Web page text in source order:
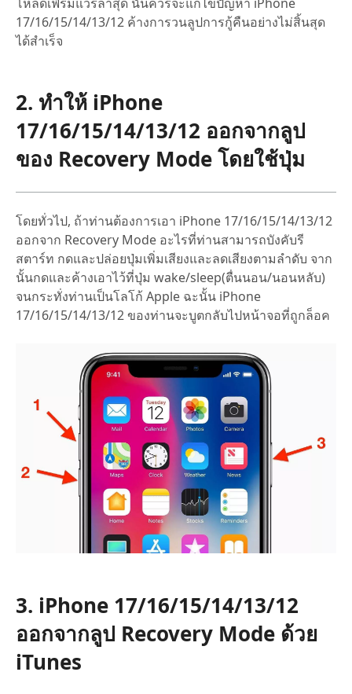
17/16/15/14/13/12 ค้างการวนลูปการกู้คืนอย่างไม่สิ้นสุด
ได้สำเร็จ
2. ทำให้ iPhone
17/16/15/14/13/12 ออกจากลูป
ของ Recovery Mode โดยใช้ปุ่ม
โดยทั่วไป, ถ้าท่านต้องการเอา iPhone 17/16/15/14/13/12
ออกจาก Recovery Mode อะไรที่ท่านสามารถบังคับรี
สตาร์ท กดและปล่อยปุ่มเพิ่มเสียงและลดเสียงตามลำดับ จาก
นั้นกดและค้างเอาไว้ที่ปุ่ม wake/sleep(ตื่นนอน/นอนหลับ)
จนกระทั่งท่านเป็นโลโก้ Apple ฉะนั้น iPhone
17/16/15/14/13/12 ของท่านจะบูตกลับไปหน้าจอที่ถูกล็อค
3. iPhone 17/16/15/14/13/12
ออกจากลูป Recovery Mode ด้วย
iTunes